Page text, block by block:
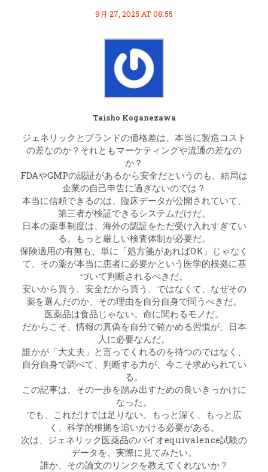
9月 27, 2025 AT 08:55
Taisho Koganezawa
ジェネリックとブランドの価格差は、本当に製造コスト
の差なのか？それともマーケティングや流通の差なの
か？
FDAやGMPの認証があるから安全だというのも、結局は
企業の自己申告に過ぎないのでは？
本当に信頼できるのは、臨床データが公開されていて、
第三者が検証できるシステムだけだ。
日本の薬事制度は、海外の認証をただ受け入れすぎてい
る。もっと厳しい検査体制が必要だ。
保険適用の有無も、単に「処方箋があればOK」じゃなく
て、その薬が本当に患者に必要かという医学的根拠に基
づいて判断されるべきだ。
安いから買う、安全だから買う、ではなくて、なぜその
薬を選んだのか、その理由を自分自身で問うべきだ。
医薬品は食品じゃない。命に関わるモノだ。
だからこそ、情報の真偽を自分で確かめる習慣が、日本
人に必要なんだ。
誰かが「大丈夫」と言ってくれるのを待つのではなく、
自分自身で調べて、判断する力が、今こそ求められてい
る。
この記事は、その一歩を踏み出すための良いきっかけに
なった。
でも、これだけでは足りない。もっと深く、もっと広
く、科学的根拠を追いかける必要がある。
次は、ジェネリック医薬品のバイオequivalence試験の
データを、実際に見てみたい。
誰か、その論文のリンクを教えてくれないか？